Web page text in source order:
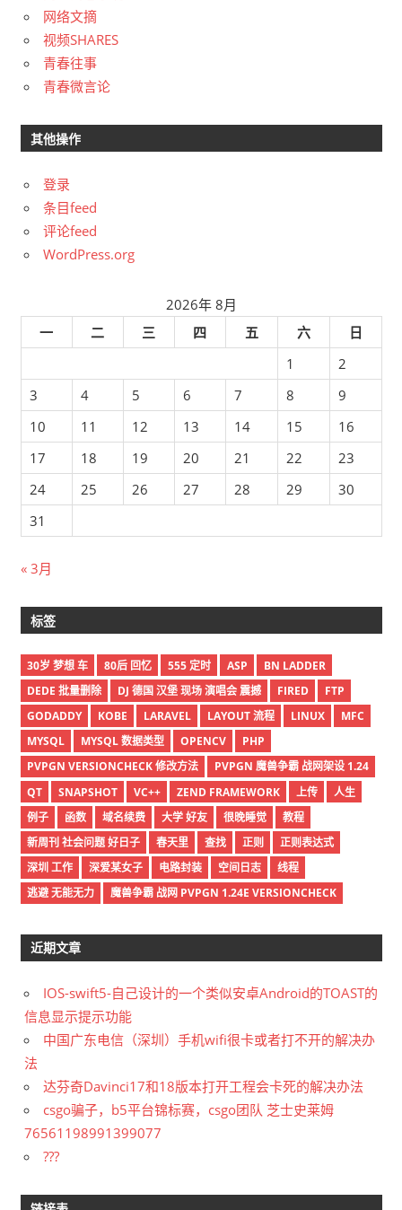
网络文摘
视频SHARES
青春往事
青春微言论
其他操作
登录
条目feed
评论feed
WordPress.org
2026年 8月
一
二 三 四 五 六
日
1
2
3
4 5 6 7 8
9
10
11 12 13 14 15
16
17
18 19 20 21 22
23
24
25 26 27 28 29
30
31
« 3月
标签
30岁 梦想 车 80后 回忆 555 定时 ASP
BN LADDER
DEDE 批量删除
DJ 德国 汉堡 现场 演唱会 震撼 FIRED
FTP
GODADDY
KOBE LARAVEL LAYOUT 流程 LINUX
MFC
MYSQL
MYSQL 数据类型 OPENCV
PHP
PVPGN VERSIONCHECK 修改方法
PVPGN 魔兽争霸 战网架设 1.24
QT
SNAPSHOT VC++ ZEND FRAMEWORK 上传
人生
例子
函数 域名续费 大学 好友 很晚睡觉
教程
新周刊 社会问题 好日子
春天里 查找 正则
正则表达式
深圳 工作
深爱某女子 电路封装 空间日志
线程
逃避 无能无力
魔兽争霸 战网 PVPGN 1.24E VERSIONCHECK
近期文章
IOS-swift5-自己设计的一个类似安卓Android的TOAST的
信息显示提示功能
中国广东电信（深圳）手机wifi很卡或者打不开的解决办
法
达芬奇Davinci17和18版本打开工程会卡死的解决办法
csgo骗子，b5平台锦标赛，csgo团队 芝士史莱姆
76561198991399077
???